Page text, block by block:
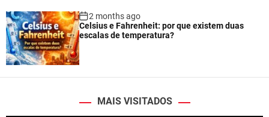
2 months ago
Celsius e Fahrenheit: por que existem duas
escalas de temperatura?
MAIS VISITADOS